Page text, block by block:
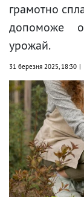
грамотно
допоможе
урожай.
31 березня 2025, 18:30